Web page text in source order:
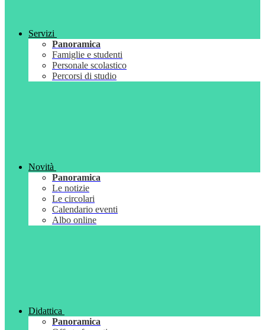
Servizi
Panoramica
Famiglie e studenti
Personale scolastico
Percorsi di studio
Novità
Panoramica
Le notizie
Le circolari
Calendario eventi
Albo online
Didattica
Panoramica